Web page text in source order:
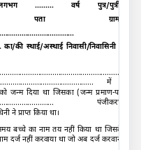
.........वर्ष पुत्र/पुत्री/
ग्राम/
का/की स्थाई/अस्थाई निवासी/निवासिनी है
.....................................................
में
को जन्म दिया था जिसका (जन्म प्रमाण-पत्र
पंजीकरण
ने प्राप्त किया था।
बच्चे का नाम तय नहीं किया था जिसके
दर्ज नहीं करवाया था जो अब दर्ज करवाना